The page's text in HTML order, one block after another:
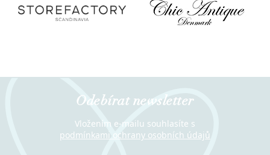
Odebírat newsletter
Vložením e-mailu souhlasíte s
podmínkami ochrany osobních údajů